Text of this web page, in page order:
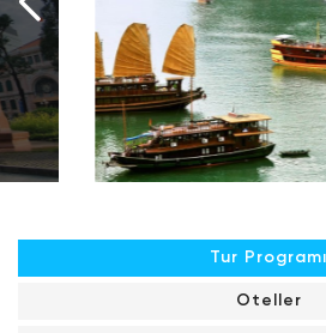
Tur Programı
Oteller